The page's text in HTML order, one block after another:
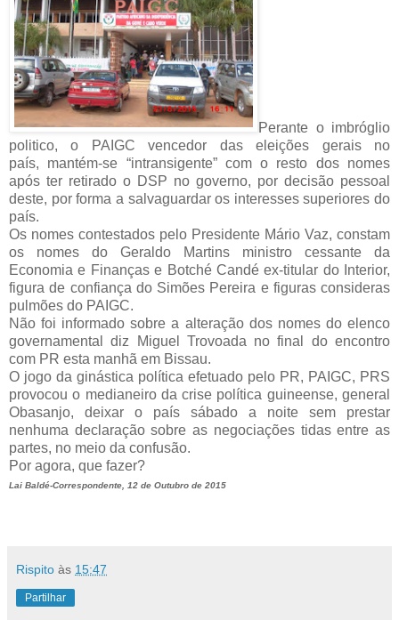
Perante o imbróglio
politico, o PAIGC vencedor das eleições gerais no
país, mantém-se “intransigente” com o resto dos nomes
após ter retirado o DSP no governo, por decisão pessoal
deste, por forma a salvaguardar os interesses superiores do
país.
Os nomes contestados pelo Presidente Mário Vaz, constam
os nomes do Geraldo Martins ministro cessante da
Economia e Finanças e Botché Candé ex-titular do Interior,
figura de confiança do Simões Pereira e figuras consideras
pulmões do PAIGC.
Não foi informado sobre a alteração dos nomes do elenco
governamental diz Miguel Trovoada no final do encontro
com PR esta manhã em Bissau.
O jogo da ginástica política efetuado pelo PR, PAIGC, PRS
provocou o medianeiro da crise política guineense, general
Obasanjo, deixar o país sábado a noite sem prestar
nenhuma declaração sobre as negociações tidas entre as
partes, no meio da confusão.
Por agora, que fazer?
Lai Baldé-Correspondente, 12 de Outubro de 2015
Rispito às 15:47
Partilhar